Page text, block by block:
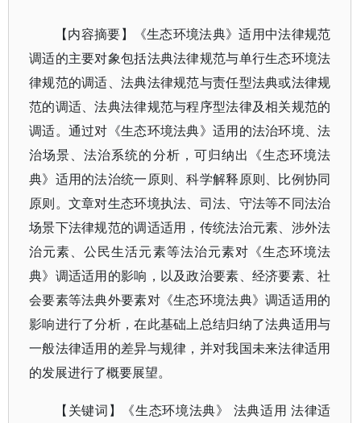
【内容摘要】
《生态环境法典》适用中法律规范
调适的主要对象包括法典法律规范与单行生态环境法
律规范的调适、法典法律规范与责任型法典或法律规
范的调适、法典法律规范与程序型法律及相关规范的
调适。通过对《生态环境法典》适用的法治环境、法
治场景、法治系统的分析，可归纳出《生态环境法
典》适用的法治统一原则、科学解释原则、比例协同
原则。文章对生态环境执法、司法、守法等不同法治
场景下法律规范的调适适用，传统法治元素、涉外法
治元素、公民生活元素等法治元素对《生态环境法
典》调适适用的影响，以及政治要素、经济要素、社
会要素等法典外要素对《生态环境法典》调适适用的
影响进行了分析，在此基础上总结归纳了法典适用与
一般法律适用的差异与规律，并对我国未来法律适用
的发展进行了概要展望。
【关键词】 《生态环境法典》 法典适用 法律适